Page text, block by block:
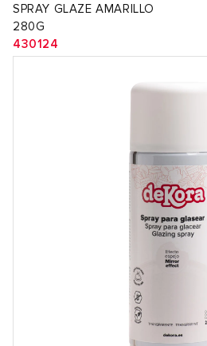
SPRAY GLAZE AMARILLO
280G
430124